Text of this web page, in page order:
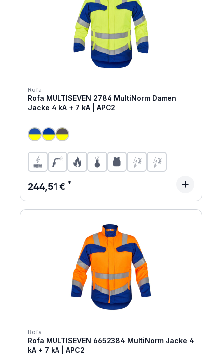
Rofa
Rofa MULTISEVEN 2784 MultiNorm Damen
Jacke 4 kA + 7 kA | APC2
Regulärer Preis:
244,51 €
Rofa
Rofa MULTISEVEN 6652384 MultiNorm Jacke 4
kA + 7 kA | APC2